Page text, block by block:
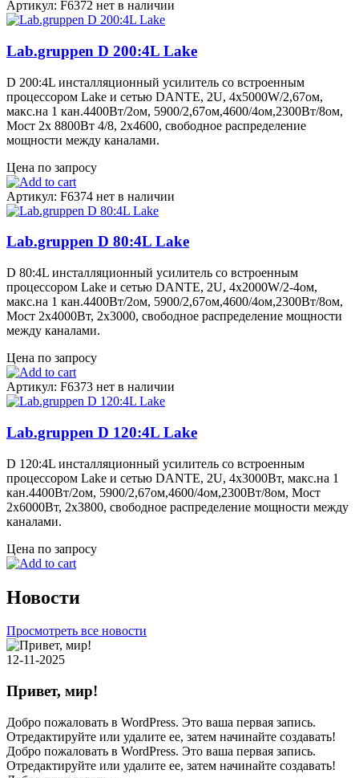
Артикул: F6372 нет в наличии
Lab.gruppen D 200:4L Lake
D 200:4L инсталляционный усилитель со встроенным
процессором Lake и сетью DANTE, 2U, 4x5000W/2,67ом,
макс.на 1 кан.4400Вт/2ом, 5900/2,67ом,4600/4ом,2300Вт/8ом,
Мост 2х 8800Вт 4/8, 2x4600, cвободное распределение
мощности между каналами.
Цена по запросу
Артикул: F6374 нет в наличии
Lab.gruppen D 80:4L Lake
D 80:4L инсталляционный усилитель со встроенным
процессором Lake и сетью DANTE, 2U, 4x2000W/2-4ом,
макс.на 1 кан.4400Вт/2ом, 5900/2,67ом,4600/4ом,2300Вт/8ом,
Мост 2х4000Вт, 2x3000, свободное распределение мощности
между каналами.
Цена по запросу
Артикул: F6373 нет в наличии
Lab.gruppen D 120:4L Lake
D 120:4L инсталляционный усилитель со встроенным
процессором Lake и сетью DANTE, 2U, 4х3000Вт, макс.на 1
кан.4400Вт/2ом, 5900/2,67ом,4600/4ом,2300Вт/8ом, Мост
2х6000Вт, 2x3800, свободное распределение мощности между
каналами.
Цена по запросу
Новости
Просмотреть все новости
12-11-2025
Привет, мир!
Добро пожаловать в WordPress. Это ваша первая запись.
Отредактируйте или удалите ее, затем начинайте создавать!
Добро пожаловать в WordPress. Это ваша первая запись.
Отредактируйте или удалите ее, затем начинайте создавать!